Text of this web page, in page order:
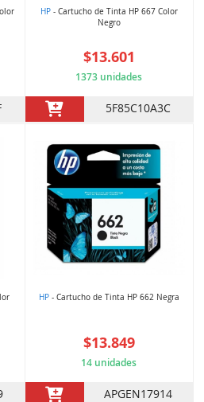
HP- Cartucho de Tinta HP 667 Color
Negro
$13.601
1373 unidades
5F85C10A3C
HP- Cartucho de Tinta HP 662 Negra
$13.849
14 unidades
APGEN17914